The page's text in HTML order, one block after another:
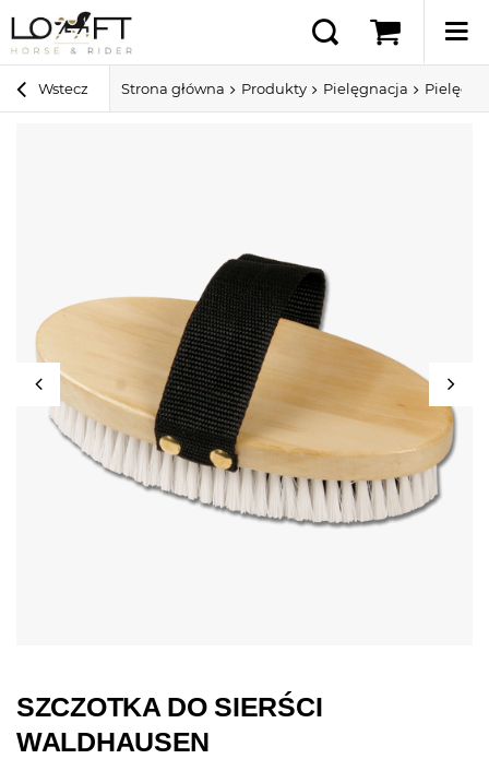
Wstecz Strona główna Produkty Pielęgnacja
SZCZOTKA DO SIERŚCI
WALDHAUSEN